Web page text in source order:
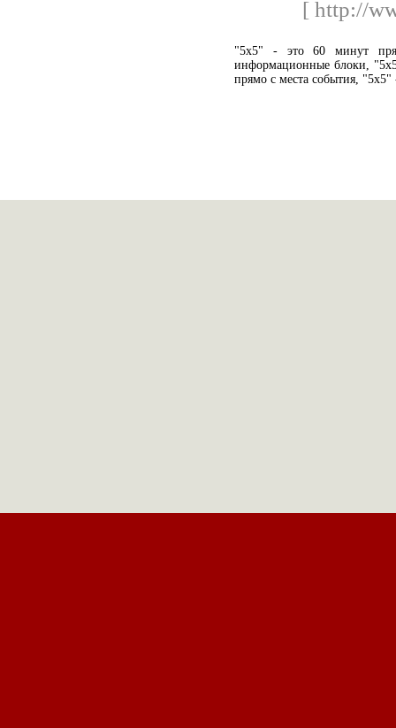
[ http://
"5х5" - это 60 минут
информационные блоки,
прямо с места события,